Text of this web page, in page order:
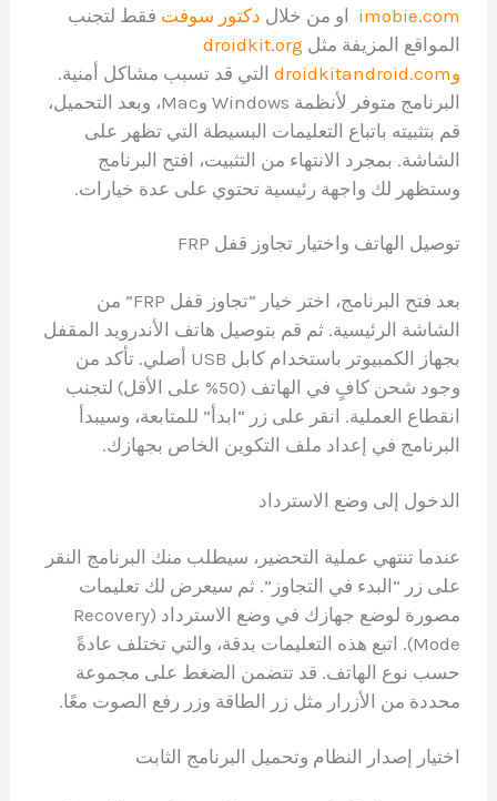
imobie.com او من خلال دكتور سوفت فقط لتجنب
المواقع المزيفة مثل droidkit.org
وdroidkitandroid.com
التي قد تسبب مشاكل أمنية.
البرنامج متوفر لأنظمة Windows وMac، وبعد التحميل،
قم بتثبيته باتباع التعليمات البسيطة التي تظهر على
الشاشة. بمجرد الانتهاء من التثبيت، افتح البرنامج
وستظهر لك واجهة رئيسية تحتوي على عدة خيارات.
توصيل الهاتف واختيار تجاوز قفل FRP
بعد فتح البرنامج، اختر خيار “تجاوز قفل FRP” من
الشاشة الرئيسية. ثم قم بتوصيل هاتف الأندرويد المقفل
بجهاز الكمبيوتر باستخدام كابل USB أصلي. تأكد من
وجود شحن كافٍ في الهاتف (50% على الأقل) لتجنب
انقطاع العملية. انقر على زر “ابدأ” للمتابعة، وسيبدأ
البرنامج في إعداد ملف التكوين الخاص بجهازك.
الدخول إلى وضع الاسترداد
عندما تنتهي عملية التحضير، سيطلب منك البرنامج النقر
على زر “البدء في التجاوز”. ثم سيعرض لك تعليمات
مصورة لوضع جهازك في وضع الاسترداد (Recovery
Mode). اتبع هذه التعليمات بدقة، والتي تختلف عادةً
حسب نوع الهاتف. قد تتضمن الضغط على مجموعة
محددة من الأزرار مثل زر الطاقة وزر رفع الصوت معًا.
اختيار إصدار النظام وتحميل البرنامج الثابت